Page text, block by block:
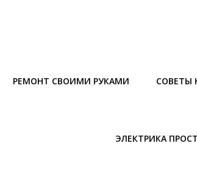
РЕМОНТ СВОИМИ РУКАМИ СОВЕТЫ
ЭЛЕКТРИКА